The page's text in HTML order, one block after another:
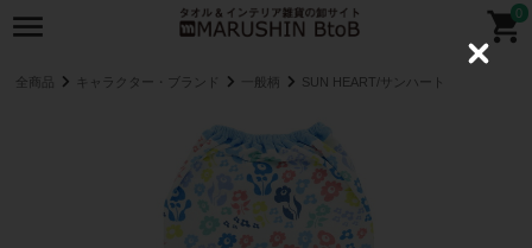
0
全商品 キャラクター・ブランド 一般柄 SUN HEART/サンハート
C